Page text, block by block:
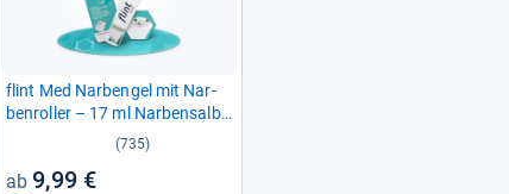
flint Med Nar­ben­gel mit Nar­
ben­rol­ler – 17 ml Nar­ben­salbe
für geschmei­di­gere und glat­
(735)
9,99 €